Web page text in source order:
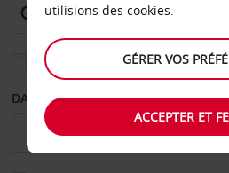
Sélectionnez une autre agence
DATE DE DÉBUT
utilisions des cookies.
GÉRER VOS
ACCEPTER ET